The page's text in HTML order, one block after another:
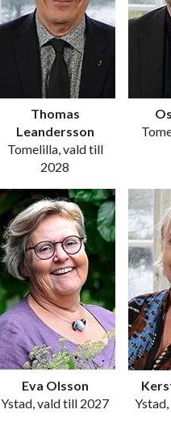
Thomas
Leandersson
Tomelilla, vald till
2028
Eva Olsson
Ystad, vald till 2027